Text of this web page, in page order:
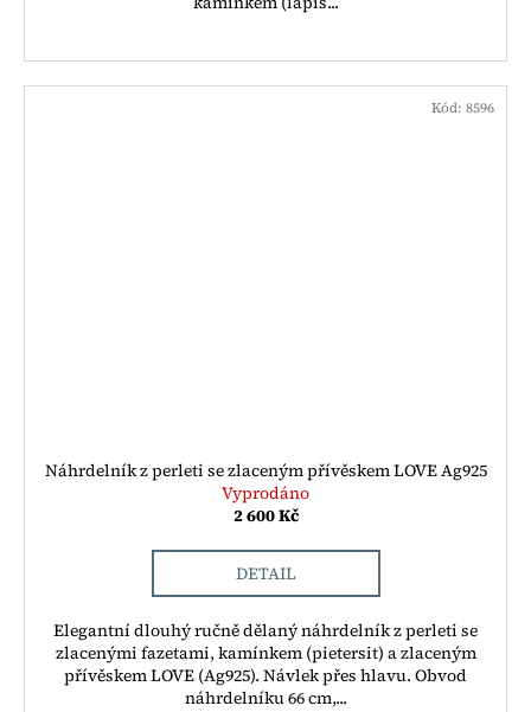
Náhrdelník z perleti se zlaceným přívěskem LOVE Ag925
Vyprodáno
2 600 Kč
DETAIL
Elegantní dlouhý ručně dělaný náhrdelník z perleti se
zlacenými fazetami, kamínkem (pietersit) a zlaceným
přívěskem LOVE (Ag925). Návlek přes hlavu. Obvod
náhrdelníku 66 cm,...
Kód: 8596